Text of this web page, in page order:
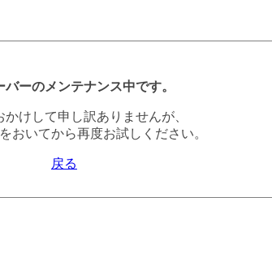
バーのメンテナンス中です。
かけして申し訳ありませんが、
おいてから再度お試しください。
戻る